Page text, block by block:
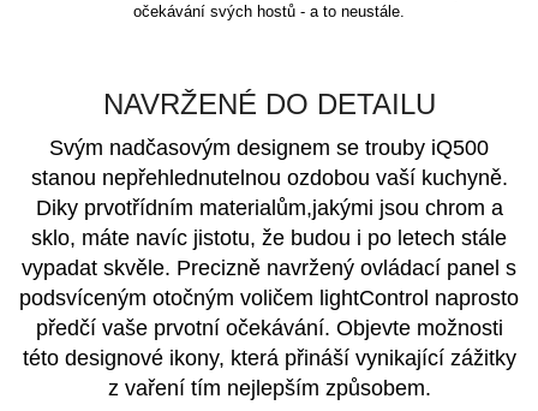
očekávání svých hostů - a to neustále.
NAVRŽENÉ DO DETAILU
Svým nadčasovým designem se trouby iQ500
stanou nepřehlednutelnou ozdobou vaší kuchyně.
Diky prvotřídním materialům,jakými jsou chrom a
sklo, máte navíc jistotu, že budou i po letech stále
vypadat skvěle. Precizně navržený ovládací panel s
podsvíceným otočným voličem lightControl naprosto
předčí vaše prvotní očekávání. Objevte možnosti
této designové ikony, která přináší vynikající zážitky
z vaření tím nejlepším způsobem.